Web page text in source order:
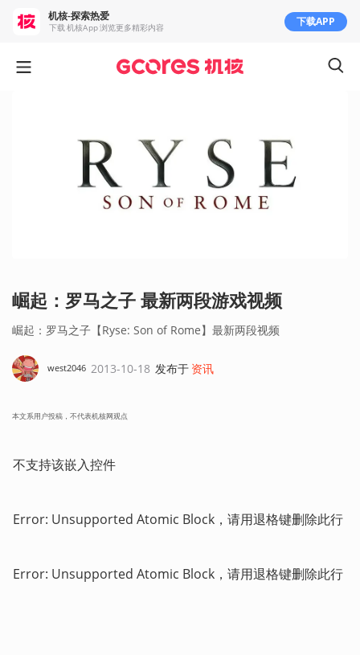
崛起：罗马之子 最新两段游戏视频
崛起：罗马之子【Ryse: Son of Rome】最新两段视频
west2046 2013-10-18 发布于 资讯
本文系用户投稿，不代表机核网观点
不支持该嵌入控件
Error: Unsupported Atomic Block，请用退格键删除此行
Error: Unsupported Atomic Block，请用退格键删除此行
机核-探索热爱
下载 机核App 浏览更多精彩内容 下载APP